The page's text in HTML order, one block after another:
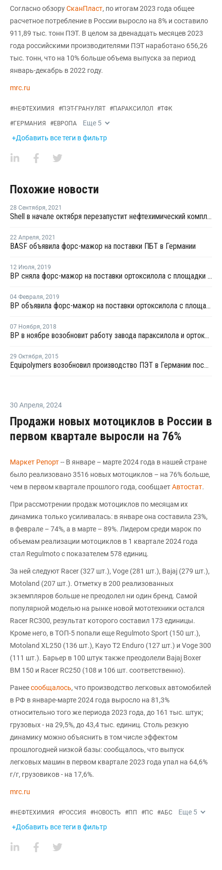
Согласно обзоруСканПласт, по итогам 2023 года общее
расчетное потребление в России выросло на 8% и составило
911,89 тыс. тонн ПЭТ. В целом за двенадцать месяцев 2023
года российскими производителями ПЭТ наработано 656,26
тыс. тонн, что на 10% больше объема выпуска за период
январь-декабрь в 2022 году.
mrc.ru
#НЕФТЕХИМИЯ #ПЭТ-ГРАНУЛЯТ #ПАРАКСИЛОЛ #ТФК
#ГЕРМАНИЯ #ЕВРОПА Еще 5
+Добавить все теги в фильтр
Похожие новости
28 Сентября, 2021
Shell в начале октября перезапустит нефтехимический комплекс в Германии после планового ремонта
22 Апреля, 2021
BASF объявила форс-мажор на поставки ПБТ в Германии
12 Июля, 2019
BP сняла форс-мажор на поставки ортоксилола с площадки в Германии
04 Февраля, 2019
BP объявила форс-мажор на поставки ортоксилола с площадки в Германии
07 Ноября, 2018
BP в ноябре возобновит работу завода параксилола и ортоксилола в Германии после профилактики
29 Октября, 2015
Equipolymers возобновил производство ПЭТ в Германии после ремонта
30 Апреля, 2024
Продажи новых мотоциклов в России в
первом квартале выросли на 76%
Маркет Репорт-- В январе – марте 2024 года в нашей стране
было реализовано 3516 новых мотоциклов – на 76% больше,
чем в первом квартале прошлого года, сообщаетАвтостат.
При рассмотрении продаж мотоциклов по месяцам их
динамика только усиливалась: в январе она составила 23%,
в феврале – 74%, а в марте – 89%. Лидером среди марок по
объемам реализации мотоциклов в 1 квартале 2024 года
стал Regulmoto с показателем 578 единиц.
За ней следуют Racer (327 шт.), Voge (281 шт.), Bajaj (279 шт.),
Motoland (207 шт.). Отметку в 200 реализованных
экземпляров больше не преодолел ни один бренд. Самой
популярной моделью на рынке новой мототехники остался
Racer RC300, результат которого составил 173 единицы.
Кроме него, в ТОП-5 попали еще Regulmoto Sport (150 шт.),
Motoland XL250 (136 шт.), Kayo T2 Enduro (127 шт.) и Voge 300
(111 шт.). Барьер в 100 штук также преодолели Bajaj Boxer
BM 150 и Racer RC250 (108 и 106 шт. соответственно).
Ранеесообщалось, что производство легковых автомобилей
в РФ в январе-марте 2024 года выросло на 81,3%
относительно того же периода 2023 года, до 161 тыс. штук;
грузовых - на 29,5%, до 43,4 тыс. единиц. Столь резкую
динамику можно объяснить в том числе эффектом
прошлогодней низкой базы: сообщалось, что выпуск
легковых машин в первом квартале 2023 года упал на 64,6%
г/г, грузовиков - на 17,6%.
mrc.ru
#НЕФТЕХИМИЯ #РОССИЯ #НОВОСТЬ #ПП #ПС #АБС Еще 5
+Добавить все теги в фильтр